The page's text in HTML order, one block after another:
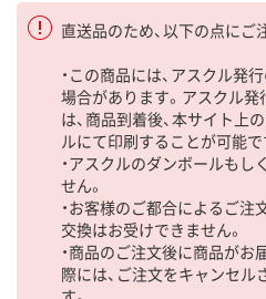
直送品のため、以下の点にご
・この商品には、アスクル発
場合があります。アスクル
は、商品到着後、本サイト上
ルにて印刷することが可能で
・アスクルのダンボールも
せん。
・お客様のご都合によるご注
交換はお受けできません。
・商品のご注文後に商品が
際には、ご注文をキャンセ